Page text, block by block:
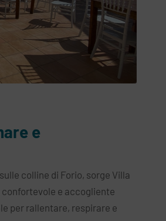
e
colline di Forio, sorge Villa
e accogliente
per rallentare, respirare e